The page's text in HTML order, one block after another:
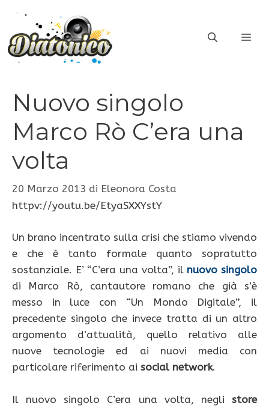
contenuto
Nuovo singolo
Marco Rò C’era una
volta
20 Marzo 2013 di Eleonora Costa
httpv://youtu.be/EtyaSXXYstY
Un brano incentrato sulla crisi che stiamo vivendo
e che è tanto formale quanto sopratutto
sostanziale. E’ “C’era una volta”, il nuovo singolo
di Marco Rò, cantautore romano che già s’è
messo in luce con “Un Mondo Digitale”, il
precedente singolo che invece tratta di un altro
argomento d’attualità, quello relativo alle
nuove tecnologie ed ai nuovi media con
particolare riferimento ai social network.
Il nuovo singolo C’era una volta, negli store